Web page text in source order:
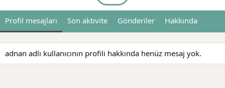
Profil mesajları Son aktivite Gönderiler Hakkında
adnan adlı kullanıcının profili hakkında henüz mesaj yok.